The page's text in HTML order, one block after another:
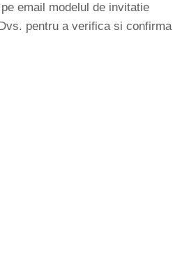
email modelul de invitatie
pentru a verifica si confirma